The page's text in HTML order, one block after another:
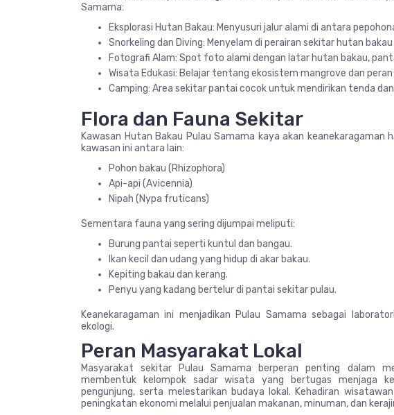
Samama:
Eksplorasi Hutan Bakau: Menyusuri jalur alami di antara
Snorkeling dan Diving: Menyelam di perairan sekitar hutan
Fotografi Alam: Spot foto alami dengan latar hutan bakau,
Wisata Edukasi: Belajar tentang ekosistem mangrove dan
Camping: Area sekitar pantai cocok untuk mendirikan tenda
Flora dan Fauna Sekitar
Kawasan Hutan Bakau Pulau Samama kaya akan
kawasan ini antara lain:
Pohon bakau (Rhizophora)
Api-api (Avicennia)
Nipah (Nypa fruticans)
Sementara fauna yang sering dijumpai meliputi:
Burung pantai seperti kuntul dan bangau.
Ikan kecil dan udang yang hidup di akar bakau.
Kepiting bakau dan kerang.
Penyu yang kadang bertelur di pantai sekitar pulau.
Keanekaragaman ini menjadikan Pulau Samama sebagai
ekologi.
Peran Masyarakat Lokal
Masyarakat sekitar Pulau Samama berperan penting dalam
membentuk kelompok sadar wisata yang bertugas menjaga
pengunjung, serta melestarikan budaya lokal. Kehadiran
peningkatan ekonomi melalui penjualan makanan, minuman, dan